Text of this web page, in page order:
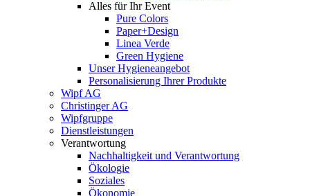
Alles für Ihr Event
Pure Colors
Paper+Design
Linea Verde
Green Hygiene
Unser Hygieneangebot
Personalisierung Ihrer Produkte
Wipf AG
Christinger AG
Wipfgruppe
Dienstleistungen
Verantwortung
Nachhaltigkeit und Verantwortung
Ökologie
Soziales
Ökonomie